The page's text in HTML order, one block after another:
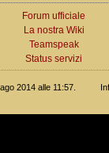
Forum ufficiale
La nostra Wiki
Teamspeak
Status servizi
2014 alle 11:57.